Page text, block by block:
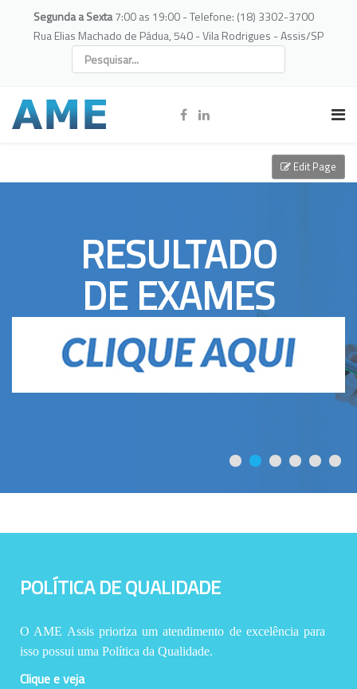
Segunda a Sexta7:00 as 19:00 - Telefone: (18) 3302-3700
Rua Elias Machado de Pádua, 540 - Vila Rodrigues - Assis/SP
RESULTADO
DE EXAMES
POLÍTICA DE QUALIDADE
O AME Assis prioriza um atendimento de excelência para
isso possui uma Política da Qualidade.
Clique e veja
Edit Page